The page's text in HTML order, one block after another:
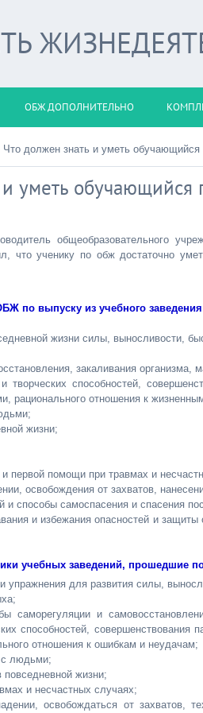
ОБЖ ДОПОЛНИТЕЛЬНО
Что должен знать и уметь
уметь
общеобразовательного
что ученику по обж достаточно
по выпуску из учебного
жизни силы, выносливости,
закаливания организма,
творческих способностей,
рационального отношения к
жизни;
первой помощи при травмах и
освобождения от захватов,
и способы самоспасения и спасения
и избежания опасностей и
учебных заведений, прошедшие
упражнения для развития силы,
саморегуляции и
способностей, совершенствования
отношения к ошибкам и неудачам;
с людьми;
жизни;
и несчастных случаях;
освобождаться от захватов,